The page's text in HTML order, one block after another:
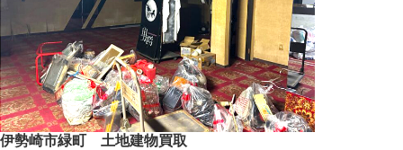
伊勢崎市緑町 土地建物買取